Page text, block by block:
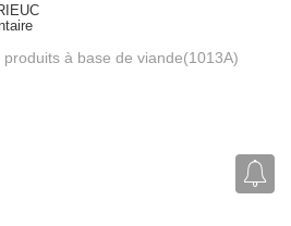
à base de viande(1013A)